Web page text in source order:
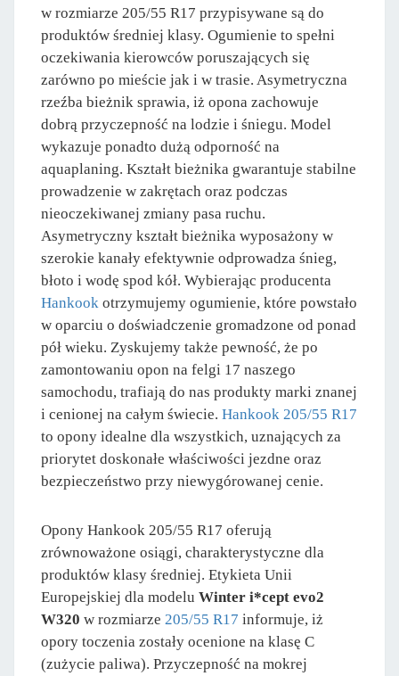
w rozmiarze 205/55 R17 przypisywane są do
produktów średniej klasy. Ogumienie to spełni
oczekiwania kierowców poruszających się
zarówno po mieście jak i w trasie. Asymetryczna
rzeźba bieżnik sprawia, iż opona zachowuje
dobrą przyczepność na lodzie i śniegu. Model
wykazuje ponadto dużą odporność na
aquaplaning. Kształt bieżnika gwarantuje stabilne
prowadzenie w zakrętach oraz podczas
nieoczekiwanej zmiany pasa ruchu.
Asymetryczny kształt bieżnika wyposażony w
szerokie kanały efektywnie odprowadza śnieg,
błoto i wodę spod kół. Wybierając producenta
Hankook otrzymujemy ogumienie, które powstało
w oparciu o doświadczenie gromadzone od ponad
pół wieku. Zyskujemy także pewność, że po
zamontowaniu opon na felgi 17 naszego
samochodu, trafiają do nas produkty marki znanej
i cenionej na całym świecie. Hankook 205/55 R17
to opony idealne dla wszystkich, uznających za
priorytet doskonałe właściwości jezdne oraz
bezpieczeństwo przy niewygórowanej cenie.
Opony Hankook 205/55 R17 oferują
zrównoważone osiągi, charakterystyczne dla
produktów klasy średniej. Etykieta Unii
Europejskiej dla modelu Winter i*cept evo2
W320 w rozmiarze 205/55 R17 informuje, iż
opory toczenia zostały ocenione na klasę C
(zużycie paliwa). Przyczepność na mokrej